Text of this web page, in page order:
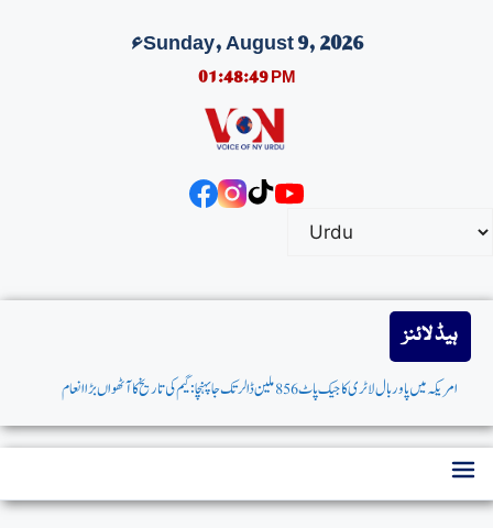
Sunday, August 9, 2026ء
01:48:50 PM
ہیڈ لائنز
امریکہ میں پاوربال لاٹری کاجیک پاٹ 856 ملین ڈالرتک جاپہنچا: گیم کی تاریخ کاآٹھواں بڑاانعام